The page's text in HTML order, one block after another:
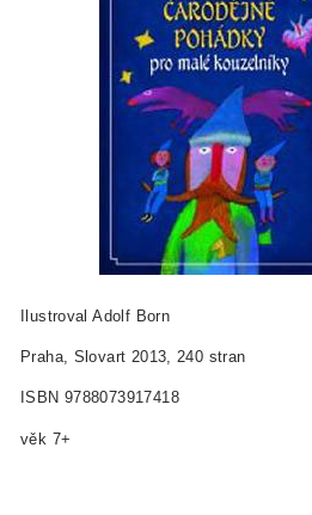
Ilustroval Adolf Born
Praha, Slovart 2013, 240 stran
ISBN 978­80­7391­741­8
věk 7+